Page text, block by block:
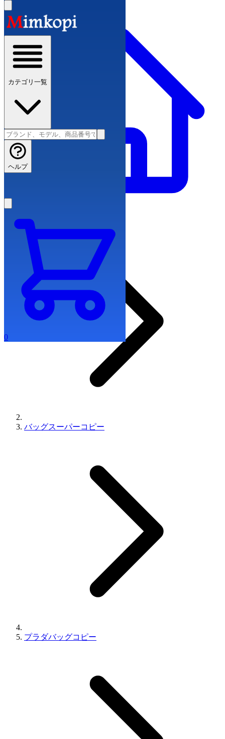
カテゴリ一覧
ヘルプ
0
バッグスーパーコピー
プラダバッグコピー